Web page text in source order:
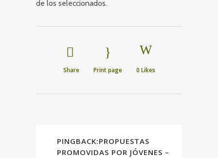
de los seleccionados.
Share Print page 0 Likes
PINGBACK:PROPUESTAS
PROMOVIDAS POR JÓVENES –